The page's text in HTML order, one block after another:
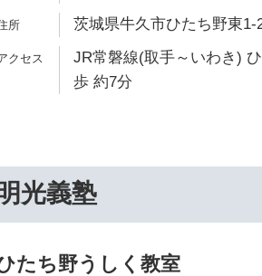
茨城県牛久市ひたち野東1-
JR常磐線(取手～いわき)
歩 約7分
光義塾
たち野うしく教室